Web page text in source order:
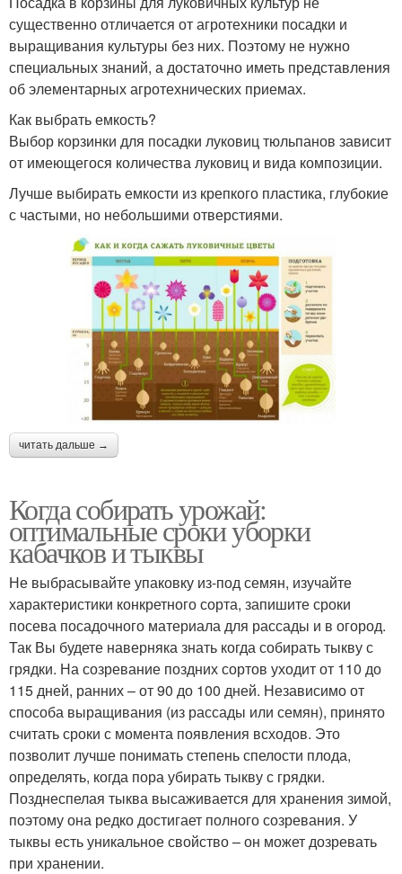
существенно отличается от агротехники посадки и
выращивания культуры без них. Поэтому не нужно
специальных знаний, а достаточно иметь представления
об элементарных агротехнических приемах.
Как выбрать емкость?
Выбор корзинки для посадки луковиц тюльпанов зависит
от имеющегося количества луковиц и вида композиции.
Лучше выбирать емкости из крепкого пластика, глубокие
с частыми, но небольшими отверстиями.
читать дальше →
Когда собирать урожай:
оптимальные сроки уборки
кабачков и тыквы
Не выбрасывайте упаковку из-под семян, изучайте
характеристики конкретного сорта, запишите сроки
посева посадочного материала для рассады и в огород.
Так Вы будете наверняка знать когда собирать тыкву с
грядки. На созревание поздних сортов уходит от 110 до
115 дней, ранних – от 90 до 100 дней. Независимо от
способа выращивания (из рассады или семян), принято
считать сроки с момента появления всходов. Это
позволит лучше понимать степень спелости плода,
определять, когда пора убирать тыкву с грядки.
Позднеспелая тыква высаживается для хранения зимой,
поэтому она редко достигает полного созревания. У
тыквы есть уникальное свойство – он может дозревать
при хранении.